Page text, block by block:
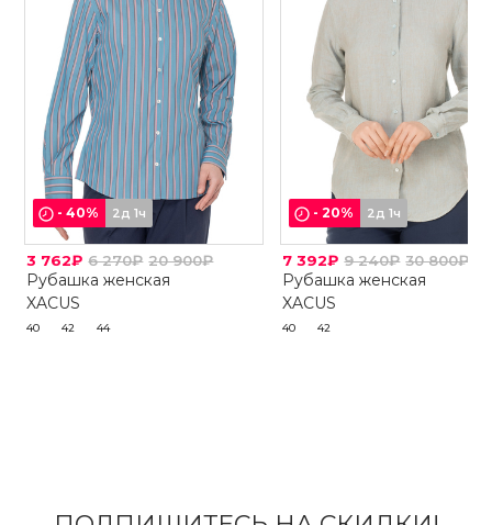
-40% 2д 1ч
3 762₽ 6 270₽ 20 900₽
Рубашка женская
XACUS
40 42 44
-20% 2д 1ч
7 392₽ 9 240₽ 30 800₽
Рубашка женская
XACUS
40 42